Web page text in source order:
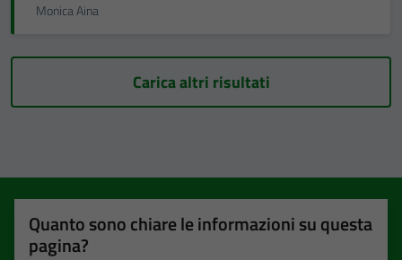
Monica Aina
Carica altri risultati
Quanto sono chiare le informazioni su questa
pagina?